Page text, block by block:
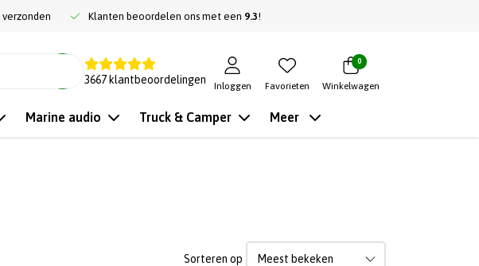
verzonden Klanten beoordelen ons met een 9.3!
3667 klantbeoordelingen
Inloggen Favorieten
0
Winkelwagen
Marine audio Truck & Camper Meer
Sorteren op